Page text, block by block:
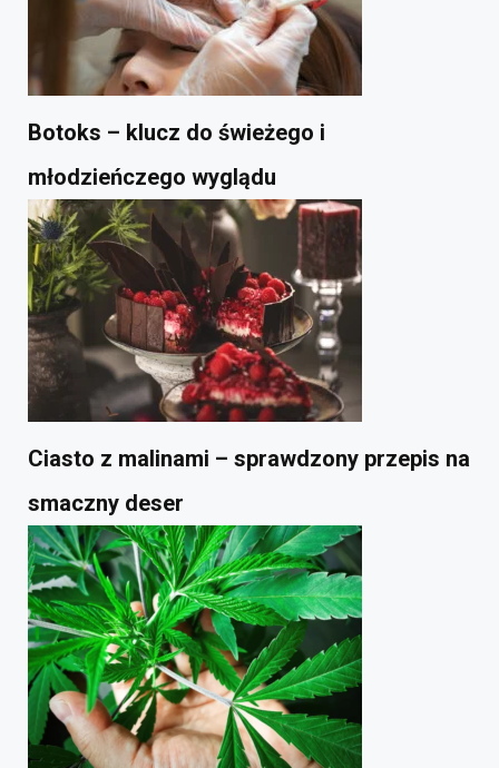
Botoks – klucz do świeżego i
młodzieńczego wyglądu
Ciasto z malinami – sprawdzony przepis na
smaczny deser